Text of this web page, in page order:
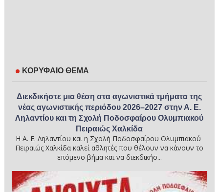
ΚΟΡΥΦΑΙΟ ΘΕΜΑ
Διεκδικήστε μια θέση στα αγωνιστικά τμήματα της
νέας αγωνιστικής περιόδου 2026–2027 στην Α. Ε.
Ληλαντίου και τη Σχολή Ποδοσφαίρου Ολυμπιακού
Πειραιώς Χαλκίδα
Η Α. Ε. Ληλαντίου και η Σχολή Ποδοσφαίρου Ολυμπιακού
Πειραιώς Χαλκίδα καλεί αθλητές που θέλουν να κάνουν το
επόμενο βήμα και να διεκδικήσ...